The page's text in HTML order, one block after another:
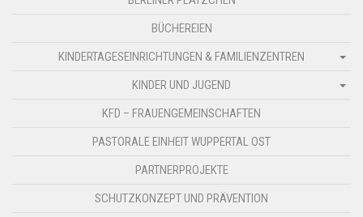
BÜCHEREIEN
KINDERTAGESEINRICHTUNGEN & FAMILIENZENTREN
KINDER UND JUGEND
KFD – FRAUENGEMEINSCHAFTEN
PASTORALE EINHEIT WUPPERTAL OST
PARTNERPROJEKTE
SCHUTZKONZEPT UND PRÄVENTION